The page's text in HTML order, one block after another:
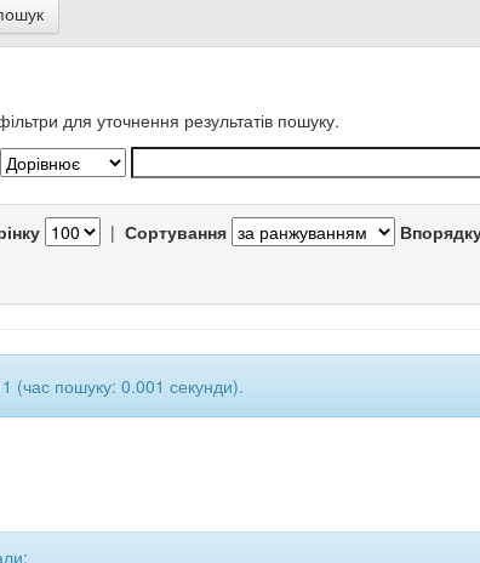
для уточнення результатів пошуку.
| Сортування
1 (час пошуку: 0.001 секунди).